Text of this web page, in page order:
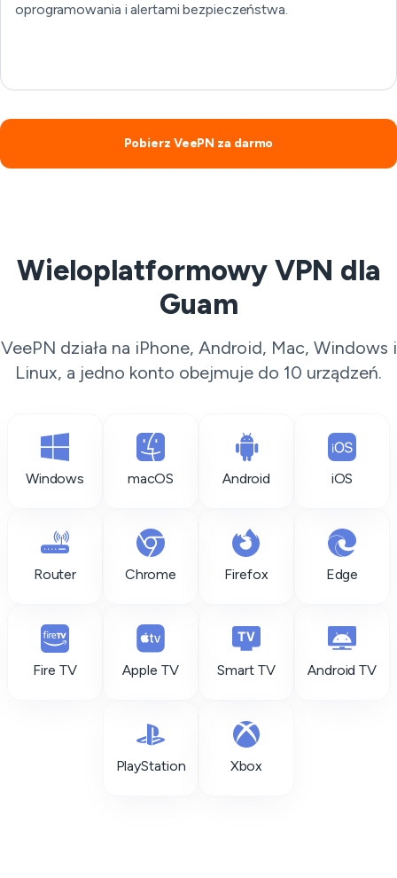
oprogramowania i alertami bezpieczeństwa.
Pobierz VeePN za darmo
Wieloplatformowy VPN dla
Guam
VeePN działa na iPhone, Android, Mac, Windows i
Linux, a jedno konto obejmuje do 10 urządzeń.
Windows macOS Android iOS
Router Chrome Firefox Edge
Fire TV Apple TV Smart TV Android TV
PlayStation Xbox